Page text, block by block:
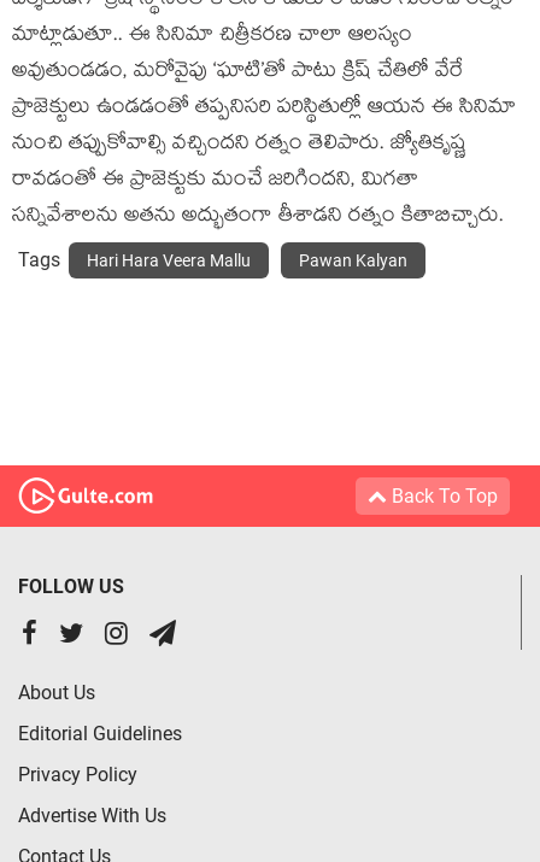
మాట్లాడుతూ.. ఈ సినిమా చిత్రీకరణ చాలా ఆలస్యం
అవుతుండడం, మరోవైపు ‘ఘాటి’తో పాటు క్రిష్ చేతిలో వేరే
ప్రాజెక్టులు ఉండడంతో తప్పనిసరి పరిస్థితుల్లో ఆయన ఈ సినిమా
నుంచి తప్పుకోవాల్సి వచ్చిందని రత్నం తెలిపారు. జ్యోతికృష్ణ
రావడంతో ఈ ప్రాజెక్టుకు మంచే జరిగిందని, మిగతా
సన్నివేశాలను అతను అద్భుతంగా తీశాడని రత్నం కితాబిచ్చారు.
Tags Hari Hara Veera Mallu Pawan Kalyan
Back To Top
FOLLOW US
About Us
Editorial Guidelines
Privacy Policy
Advertise With Us
Contact Us